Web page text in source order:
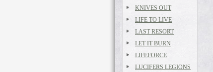
KNIVES OUT
LIFE TO LIVE
LAST RESORT
LET IT BURN
LIFEFORCE
LUCIFERS LEGIONS